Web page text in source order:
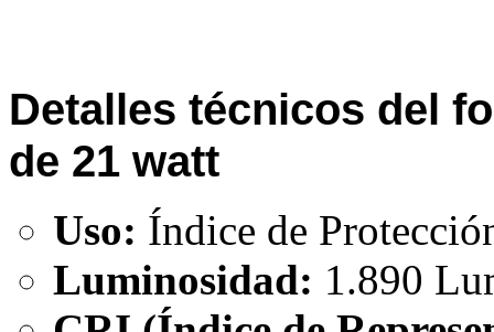
Detalles técnicos del
de 21 watt
Uso: Índice de
Luminosidad: 1.890